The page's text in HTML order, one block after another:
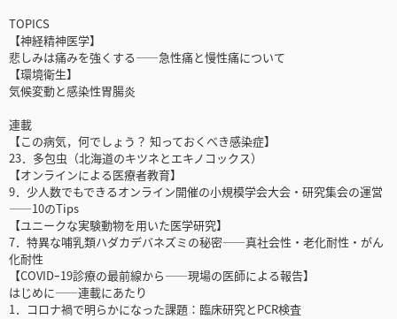
TOPICS
【神経精神医学】
悲しみは痛みを強くする――急性痛と慢性痛について
【環境衛生】
気候変動と感染性胃腸炎
連載
【この病気，何でしょう？ 知っておくべき感染症】
23．多包虫（北海道のキツネとエキノコックス）
【オンラインによる医療者教育】
9．少人数でもできるオンライン開催の小規模学会大会・研究集会の運営
――10のTips
【ユニークな実験動物を用いた医学研究】
7．特異な哺乳類ハダカデバネズミの秘密――真社会性・老化耐性・がん
化耐性
【COVIDｰ19診療の最前線から――現場の医師による報告】
はじめに――連載にあたり
1．コロナ禍で明らかになった課題：臨床研究とPCR検査